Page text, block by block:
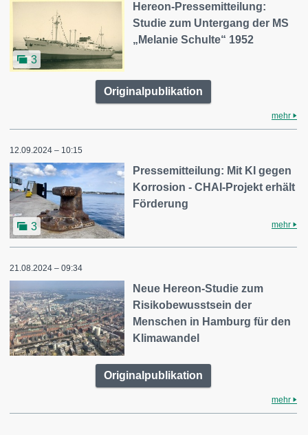
3
Hereon-Pressemitteilung:
Studie zum Untergang der MS
„Melanie Schulte“ 1952
Originalpublikation
mehr
12.09.2024 – 10:15
3
Pressemitteilung: Mit KI gegen
Korrosion - CHAI-Projekt erhält
Förderung
mehr
21.08.2024 – 09:34
Neue Hereon-Studie zum
Risikobewusstsein der
Menschen in Hamburg für den
Klimawandel
Originalpublikation
mehr